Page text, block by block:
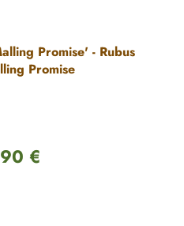
Promise' - Rubus
Promise
Preis:
€